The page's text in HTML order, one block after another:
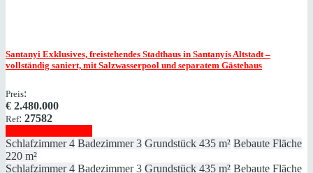
Santanyi Exklusives, freistehendes Stadthaus in Santanyís Altstadt –
vollständig saniert, mit Salzwasserpool und separatem Gästehaus
Preis:
€ 2.480.000
Ref: 27582
Schlafzimmer 4 Badezimmer 3 Grundstück 435 m² Bebaute Fläche
220 m²
Schlafzimmer 4 Badezimmer 3 Grundstück 435 m² Bebaute Fläche